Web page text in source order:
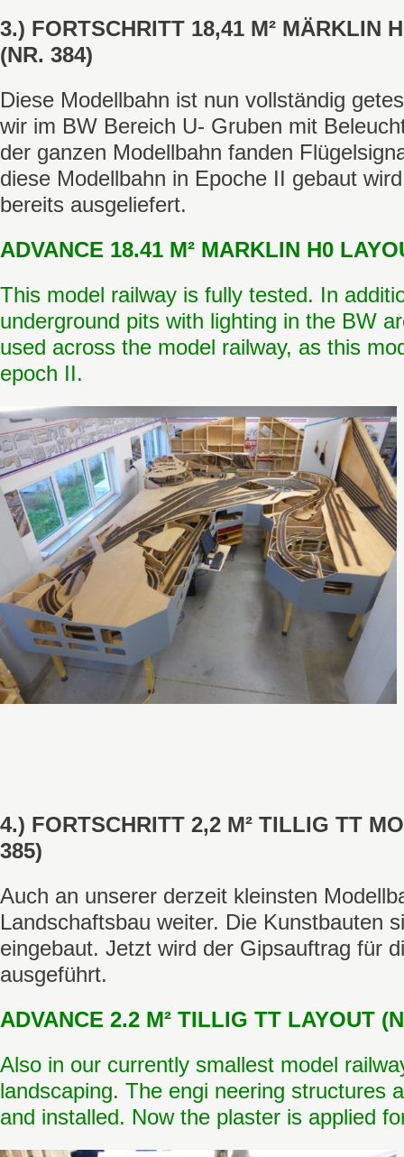
3.) FORTSCHRITT 18,41 M² MÄRKLIN
(NR. 384)
Diese Modellbahn ist nun vollständig
wir im BW Bereich U- Gruben mit
der ganzen Modellbahn fanden
diese Modellbahn in Epoche II gebaut
bereits ausgeliefert.
ADVANCE 18.41 M² MARKLIN H0
This model railway is fully tested. In
underground pits with lighting in the BW
used across the model railway, as this
epoch II.
4.) FORTSCHRITT 2,2 M² TILLIG TT
385)
Auch an unserer derzeit kleinsten
Landschaftsbau weiter. Die Kunstbauten
eingebaut. Jetzt wird der Gipsauftrag für
ausgeführt.
ADVANCE 2.2 M² TILLIG TT LAYOUT
Also in our currently smallest model
landscaping. The engi neering structures
and installed. Now the plaster is applied